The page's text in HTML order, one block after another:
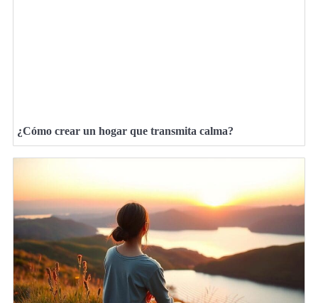
¿Cómo crear un hogar que transmita calma?